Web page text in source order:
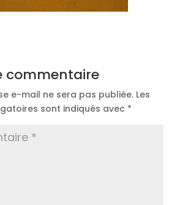
commentaire
e-mail ne sera pas publiée. Les
sont indiqués avec *